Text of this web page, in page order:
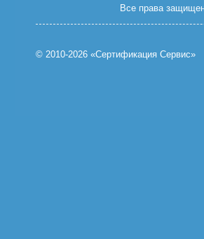
Все права
© 2010-2026 «Сертификация Сервис»